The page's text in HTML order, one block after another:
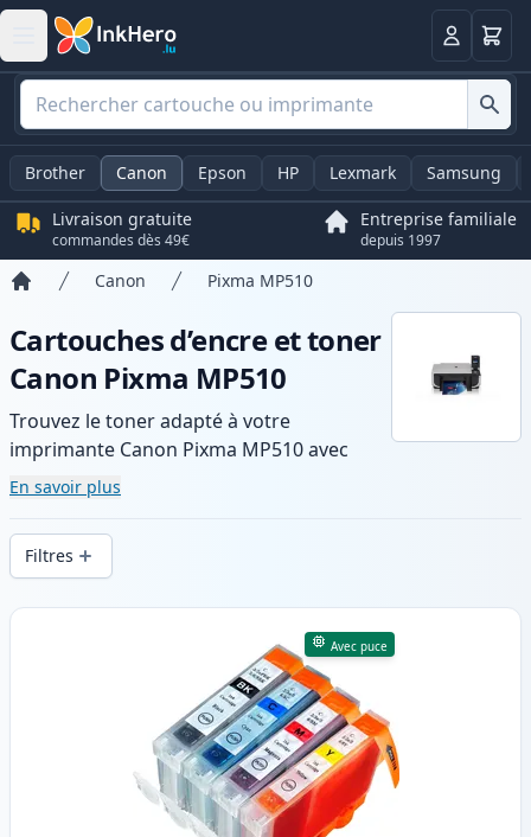
Panier
Brother Canon Epson HP Lexmark Samsung
Livraison gratuite
commandes dès 49€
Entreprise familiale
depuis 1997
Canon Pixma MP510
Cartouches d’encre et toner
Canon Pixma MP510
Trouvez le toner adapté à votre
imprimante Canon Pixma MP510 avec
notre gamme de cartouches compatibles
et haute capacité. Profitez d’une qualité
d’impression constante et d’une livraison
rapide depuis un stock local en .
En savoir plus
Filtres
Produits
Avec puce